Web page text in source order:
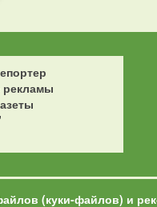
рекламы
(куки-файлов) и